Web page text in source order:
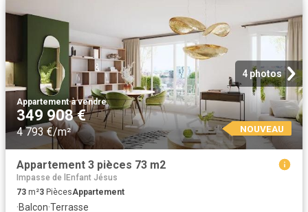
4 photos
Appartement·à vendre
349 908 €
4 793 €/m² NOUVEAU
Appartement 3 pièces 73 m2
Impasse de lEnfant Jésus
73 m²3 PiècesAppartement
·Balcon·Terrasse